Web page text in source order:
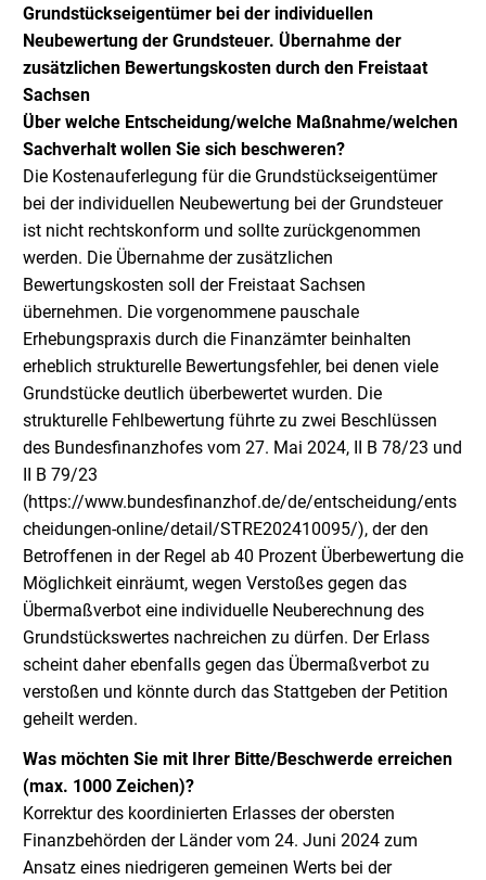
Grundstückseigentümer bei der individuellen
Neubewertung der Grundsteuer. Übernahme der
zusätzlichen Bewertungskosten durch den Freistaat
Sachsen
Über welche Entscheidung/welche Maßnahme/welchen
Sachverhalt wollen Sie sich beschweren?
Die Kostenauferlegung für die Grundstückseigentümer
bei der individuellen Neubewertung bei der Grundsteuer
ist nicht rechtskonform und sollte zurückgenommen
werden. Die Übernahme der zusätzlichen
Bewertungskosten soll der Freistaat Sachsen
übernehmen. Die vorgenommene pauschale
Erhebungspraxis durch die Finanzämter beinhalten
erheblich strukturelle Bewertungsfehler, bei denen viele
Grundstücke deutlich überbewertet wurden. Die
strukturelle Fehlbewertung führte zu zwei Beschlüssen
des Bundesfinanzhofes vom 27. Mai 2024, II B 78/23 und
II B 79/23
(https://www.bundesfinanzhof.de/de/entscheidung/ents
cheidungen-online/detail/STRE202410095/), der den
Betroffenen in der Regel ab 40 Prozent Überbewertung die
Möglichkeit einräumt, wegen Verstoßes gegen das
Übermaßverbot eine individuelle Neuberechnung des
Grundstückswertes nachreichen zu dürfen. Der Erlass
scheint daher ebenfalls gegen das Übermaßverbot zu
verstoßen und könnte durch das Stattgeben der Petition
geheilt werden.
Was möchten Sie mit Ihrer Bitte/Beschwerde erreichen
(max. 1000 Zeichen)?
Korrektur des koordinierten Erlasses der obersten
Finanzbehörden der Länder vom 24. Juni 2024 zum
Ansatz eines niedrigeren gemeinen Werts bei der